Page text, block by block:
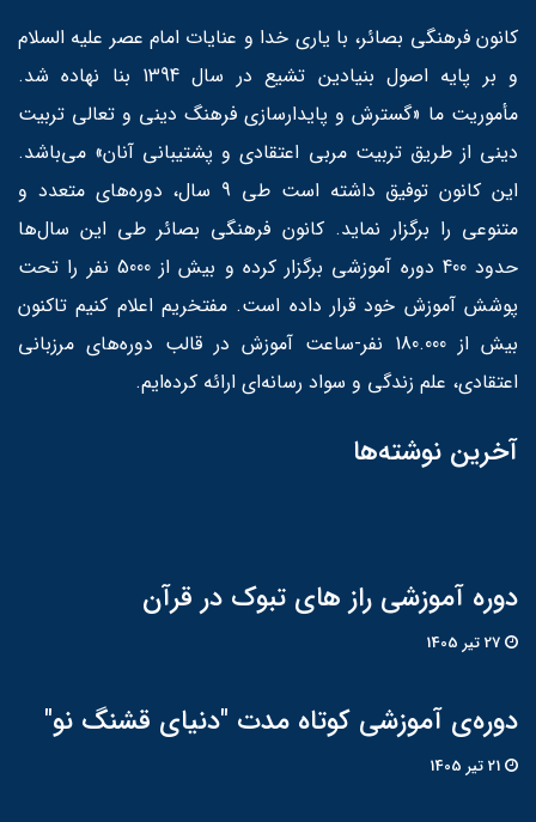
کانون فرهنگی بصائر، با یاری خدا و عنایات امام عصر علیه السلام
و بر پایه اصول بنیادین تشیع در سال 1394 بنا نهاده شد.
مأموریت ما «گسترش و پایدارسازی فرهنگ دینی و تعالی تربیت
دینی از طریق تربیت مربی اعتقادی و پشتیبانی آنان» می‌باشد.
این کانون توفیق داشته است طی 9 سال، دوره‌های متعدد و
متنوعی را برگزار نماید. کانون فرهنگی بصائر طی این سال‌ها
حدود 400 دوره آموزشی برگزار کرده و بیش از 5000 نفر را تحت
پوشش آموزش خود قرار داده است. مفتخریم اعلام کنیم تاکنون
بیش از 180.000 نفر-ساعت آموزش در قالب دوره‌های مرزبانی
اعتقادی، علم زندگی و سواد رسانه‌ای ارائه کرده‌ایم.
آخرین نوشته‌ها
دوره آموزشی راز های تبوک در قرآن
دوره‌ی آموزشی کوتاه مدت "دنیای قشنگ نو"